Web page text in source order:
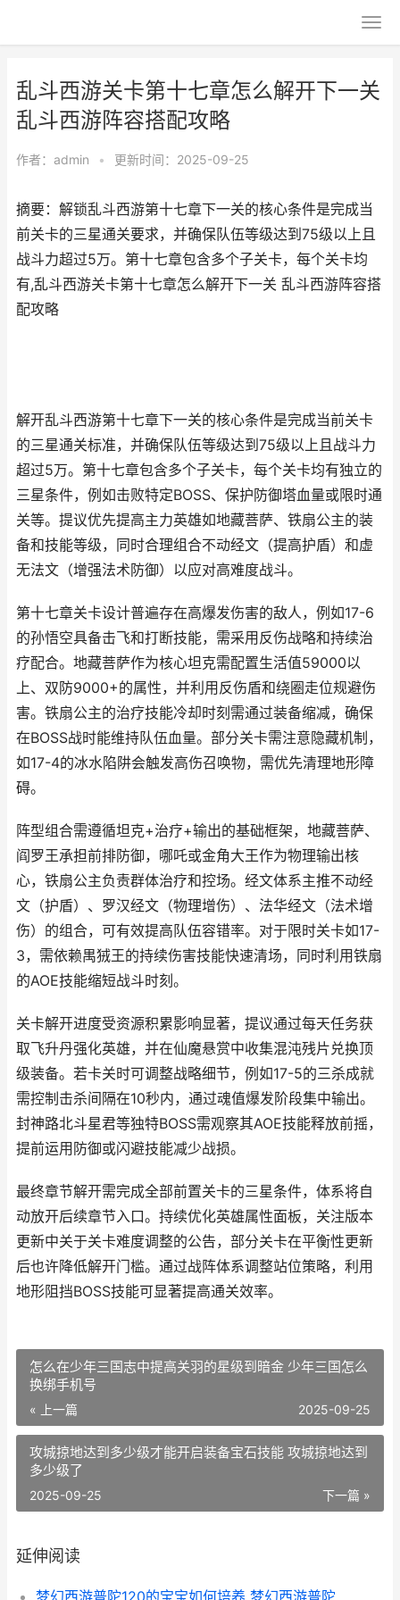
乱斗西游关卡第十七章怎么解开下一关
乱斗西游阵容搭配攻略
作者： admin • 更新时间：2025-09-25
摘要：解锁乱斗西游第十七章下一关的核心条件是完成当
前关卡的三星通关要求，并确保队伍等级达到75级以上且
战斗力超过5万。第十七章包含多个子关卡，每个关卡均
有,乱斗西游关卡第十七章怎么解开下一关 乱斗西游阵容搭
配攻略
解开乱斗西游第十七章下一关的核心条件是完成当前关卡
的三星通关标准，并确保队伍等级达到75级以上且战斗力
超过5万。第十七章包含多个子关卡，每个关卡均有独立的
三星条件，例如击败特定BOSS、保护防御塔血量或限时通
关等。提议优先提高主力英雄如地藏菩萨、铁扇公主的装
备和技能等级，同时合理组合不动经文（提高护盾）和虚
无法文（增强法术防御）以应对高难度战斗。
第十七章关卡设计普遍存在高爆发伤害的敌人，例如17-6
的孙悟空具备击飞和打断技能，需采用反伤战略和持续治
疗配合。地藏菩萨作为核心坦克需配置生活值59000以
上、双防9000+的属性，并利用反伤盾和绕圈走位规避伤
害。铁扇公主的治疗技能冷却时刻需通过装备缩减，确保
在BOSS战时能维持队伍血量。部分关卡需注意隐藏机制，
如17-4的冰水陷阱会触发高伤召唤物，需优先清理地形障
碍。
阵型组合需遵循坦克+治疗+输出的基础框架，地藏菩萨、
阎罗王承担前排防御，哪吒或金角大王作为物理输出核
心，铁扇公主负责群体治疗和控场。经文体系主推不动经
文（护盾）、罗汉经文（物理增伤）、法华经文（法术增
伤）的组合，可有效提高队伍容错率。对于限时关卡如17-
3，需依赖禺狨王的持续伤害技能快速清场，同时利用铁扇
的AOE技能缩短战斗时刻。
关卡解开进度受资源积累影响显著，提议通过每天任务获
取飞升丹强化英雄，并在仙魔悬赏中收集混沌残片兑换顶
级装备。若卡关时可调整战略细节，例如17-5的三杀成就
需控制击杀间隔在10秒内，通过魂值爆发阶段集中输出。
封神路北斗星君等独特BOSS需观察其AOE技能释放前摇，
提前运用防御或闪避技能减少战损。
最终章节解开需完成全部前置关卡的三星条件，体系将自
动放开后续章节入口。持续优化英雄属性面板，关注版本
更新中关于关卡难度调整的公告，部分关卡在平衡性更新
后也许降低解开门槛。通过战阵体系调整站位策略，利用
地形阻挡BOSS技能可显著提高通关效率。
怎么在少年三国志中提高关羽的星级到暗金 少年三国怎么
换绑手机号
« 上一篇 2025-09-25
攻城掠地达到多少级才能开启装备宝石技能 攻城掠地达到
多少级了
下一篇 »
2025-09-25
延伸阅读